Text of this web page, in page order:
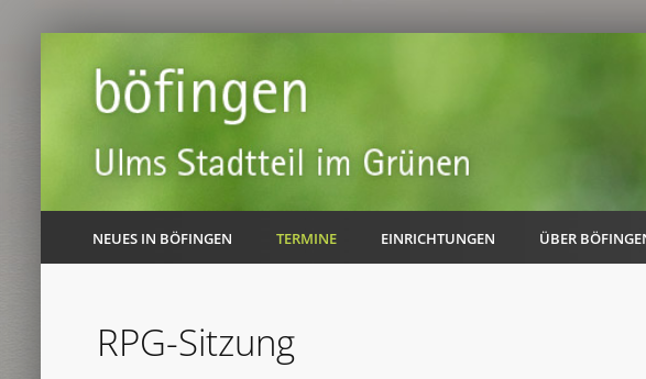
NEUES IN BÖFINGEN TERMINE EINRICHTUNGEN ÜBER
RPG-Sitzung